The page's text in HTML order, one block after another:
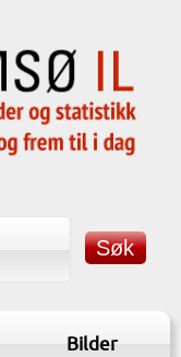
Bilder